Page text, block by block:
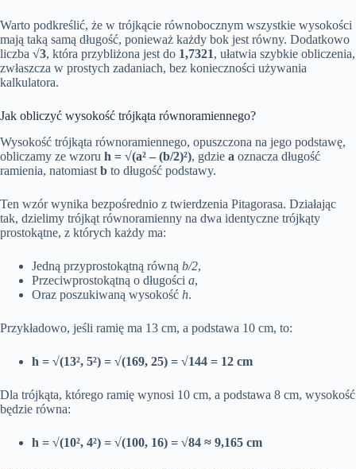
Warto podkreślić, że w trójkącie równobocznym wszystkie wysokości
mają taką samą długość, ponieważ każdy bok jest równy. Dodatkowo
liczba √3, która przybliżona jest do 1,7321, ułatwia szybkie obliczenia,
zwłaszcza w prostych zadaniach, bez konieczności używania
kalkulatora.
Jak obliczyć wysokość trójkąta równoramiennego?
Wysokość trójkąta równoramiennego, opuszczona na jego podstawę,
obliczamy ze wzoru h = √(a² – (b/2)²), gdzie a oznacza długość
ramienia, natomiast b to długość podstawy.
Ten wzór wynika bezpośrednio z twierdzenia Pitagorasa. Działając
tak, dzielimy trójkąt równoramienny na dwa identyczne trójkąty
prostokątne, z których każdy ma:
Jedną przyprostokątną równą b/2,
Przeciwprostokątną o długości a,
Oraz poszukiwaną wysokość h.
Przykładowo, jeśli ramię ma 13 cm, a podstawa 10 cm, to:
h = √(13², 5²) = √(169, 25) = √144 = 12 cm
Dla trójkąta, którego ramię wynosi 10 cm, a podstawa 8 cm, wysokość
będzie równa:
h = √(10², 4²) = √(100, 16) = √84 ≈ 9,165 cm